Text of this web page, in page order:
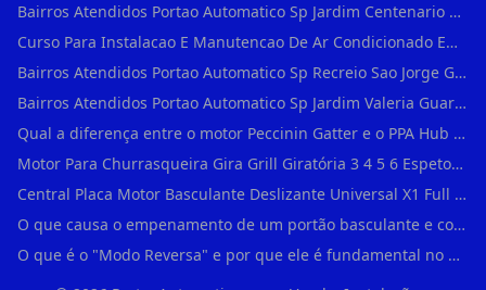
Bairros Atendidos Portao Automatico Sp Jardim Centenario Guarulhos Sp Motor Para Portao Automatico Eletronico
Curso Para Instalacao E Manutencao De Ar Condicionado Em Sao Paulo
Bairros Atendidos Portao Automatico Sp Recreio Sao Jorge Guarulhos Sp Motor Para Portao Automatico Eletronico
Bairros Atendidos Portao Automatico Sp Jardim Valeria Guarulhos Sp Motor Para Portao Automatico Eletronico
Qual a diferença entre o motor Peccinin Gatter e o PPA Hub em Vila Romana?
Motor Para Churrasqueira Gira Grill Giratória 3 4 5 6 Espetos Gme Maxtorque Bivo em Cidade Dutra
Central Placa Motor Basculante Deslizante Universal X1 Full Range 433mhz em Vila Prudente
O que causa o empenamento de um portão basculante e como evitar em Campo Belo?
O que é o "Modo Reversa" e por que ele é fundamental no dia a dia em Itapevi?